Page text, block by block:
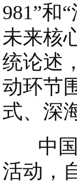
981”和
未来核
统论述
动环节
式、深
中国
活动，